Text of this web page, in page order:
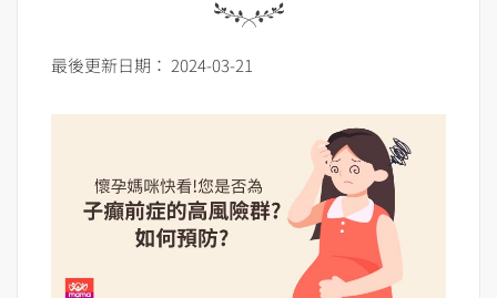
最後更新日期： 2024-03-21